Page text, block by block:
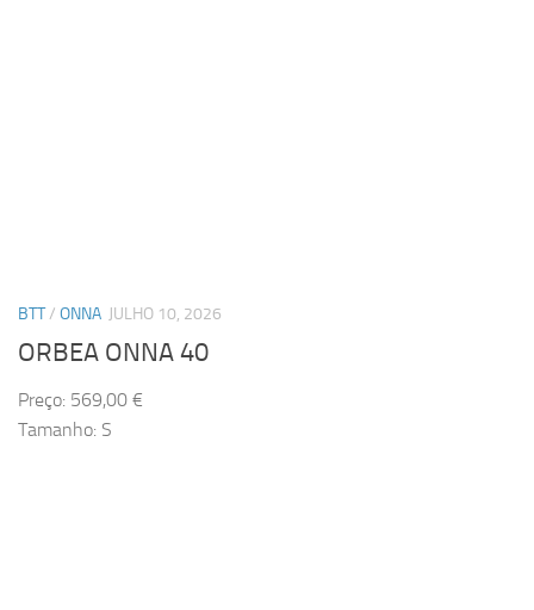
BTT/ ONNA JULHO 10, 2026
ORBEA ONNA 40
Preço: 569,00 €
Tamanho: S